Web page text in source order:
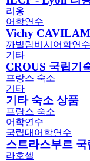
리옹
어학연수
Vichy
까빌람비시 어학연수
기타
CROUS 국립기
프랑스 숙소
기타
기타 숙소 상품
프랑스 숙소
어학연수
국립대어학연수
스트라스부르 국
라호셀